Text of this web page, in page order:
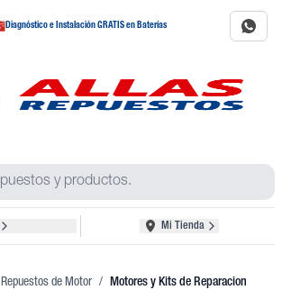
Diagnóstico e Instalación GRATIS en Baterías
Mi Tienda
Repuestos de Motor / Motores y Kits de Reparacion